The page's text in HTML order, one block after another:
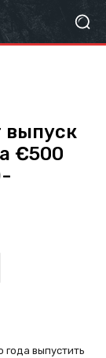
выпуск
€500
года выпустить